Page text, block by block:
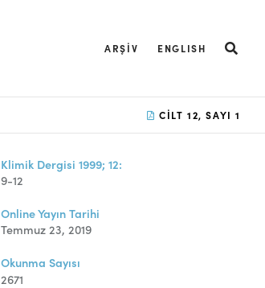
ARŞIV ENGLISH
CILT 12, SAYI 1
Klimik Dergisi 1999; 12:
9-12
Online Yayın Tarihi
Temmuz 23, 2019
Okunma Sayısı
2671